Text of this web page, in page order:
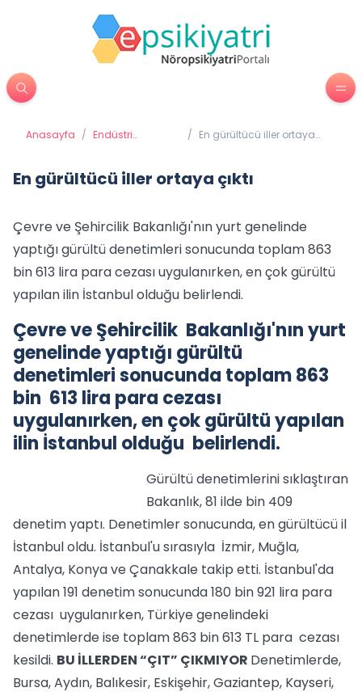
Anasayfa / Endüstri
/ En gürültücü iller ortaya
En gürültücü iller ortaya çıktı
Çevre ve Şehircilik Bakanlığı'nın yurt genelinde
yaptığı gürültü denetimleri sonucunda toplam 863
bin 613 lira para cezası uygulanırken, en çok gürültü
yapılan ilin İstanbul olduğu belirlendi.
Çevre ve Şehircilik Bakanlığı'nın yurt
genelinde yaptığı gürültü
denetimleri sonucunda toplam 863
bin 613 lira para cezası
uygulanırken, en çok gürültü yapılan
ilin İstanbul olduğu belirlendi.
Gürültü denetimlerini sıklaştıran
Bakanlık, 81 ilde bin 409
denetim yaptı. Denetimler sonucunda, en gürültücü il
İstanbul oldu. İstanbul'u sırasıyla İzmir, Muğla,
Antalya, Konya ve Çanakkale takip etti. İstanbul'da
yapılan 191 denetim sonucunda 180 bin 921 lira para
cezası uygulanırken, Türkiye genelindeki
denetimlerde ise toplam 863 bin 613 TL para cezası
kesildi. BU İLLERDEN “ÇIT” ÇIKMIYOR Denetimlerde,
Bursa, Aydın, Balıkesir, Eskişehir, Gaziantep, Kayseri,